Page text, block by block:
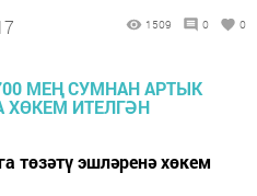
1509 0 0
төзәтү эшләренә хөкем